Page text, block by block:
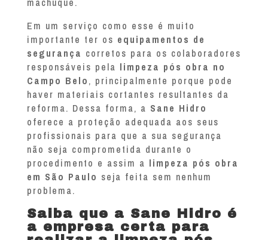
Em um serviço como esse é muito
importante ter os equipamentos de
segurança corretos para os colaboradores
responsáveis pela limpeza pós obra no
Campo Belo, principalmente porque pode
haver materiais cortantes resultantes da
reforma. Dessa forma, a Sane Hidro
oferece a proteção adequada aos seus
profissionais para que a sua segurança
não seja comprometida durante o
procedimento e assim a limpeza pós obra
em São Paulo seja feita sem nenhum
problema.
Saiba que a Sane Hidro é
a empresa certa para